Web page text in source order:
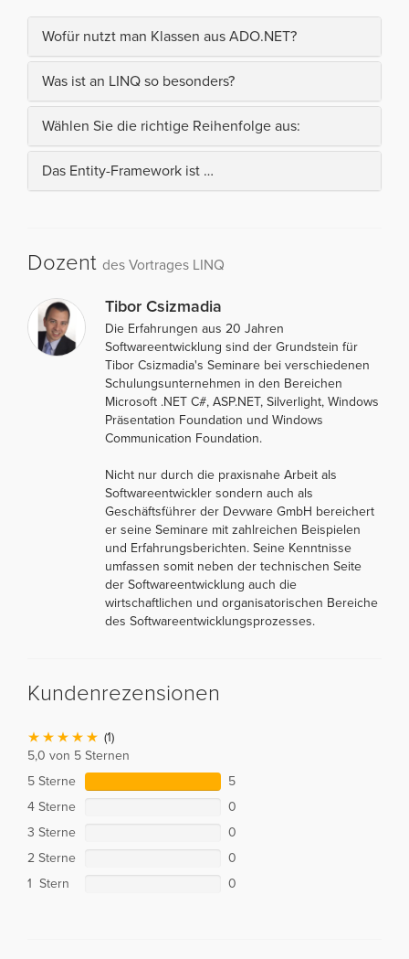
Wofür nutzt man Klassen aus ADO.NET?
Was ist an LINQ so besonders?
Wählen Sie die richtige Reihenfolge aus:
Das Entity-Framework ist …
Dozent des Vortrages LINQ
Tibor Csizmadia
Die Erfahrungen aus 20 Jahren
Softwareentwicklung sind der Grundstein für
Tibor Csizmadia's Seminare bei verschiedenen
Schulungsunternehmen in den Bereichen
Microsoft .NET C#, ASP.NET, Silverlight, Windows
Präsentation Foundation und Windows
Communication Foundation.
Nicht nur durch die praxisnahe Arbeit als
Softwareentwickler sondern auch als
Geschäftsführer der Devware GmbH bereichert
er seine Seminare mit zahlreichen Beispielen
und Erfahrungsberichten. Seine Kenntnisse
umfassen somit neben der technischen Seite
der Softwareentwicklung auch die
wirtschaftlichen und organisatorischen Bereiche
des Softwareentwicklungsprozesses.
Kundenrezensionen
(1)
5,0 von 5 Sternen
5 Sterne
5
4 Sterne
0
3 Sterne
0
2 Sterne
0
1 Stern
0